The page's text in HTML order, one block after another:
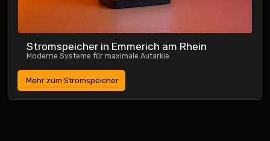
Stromspeicher in Emmerich am Rhein
Moderne Systeme für maximale Autarkie
Mehr zum Stromspeicher